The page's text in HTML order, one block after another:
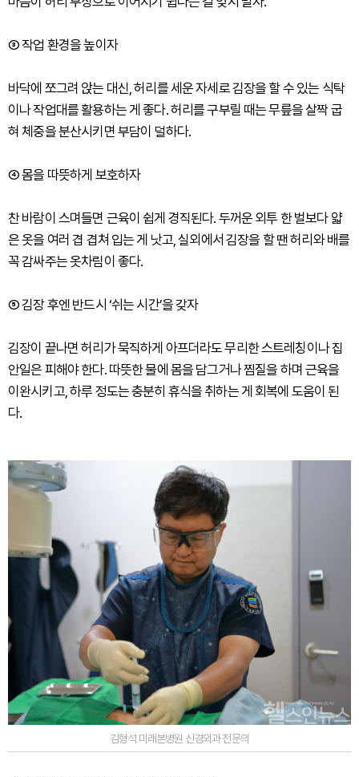
③ 작업 환경을 높이자
바닥에 쪼그려 앉는 대신, 허리를 세운 자세로 김장을 할 수 있는 식탁
이나 작업대를 활용하는 게 좋다. 허리를 구부릴 때는 무릎을 살짝 굽
혀 체중을 분산시키면 부담이 덜하다.
④ 몸을 따뜻하게 보호하자
찬 바람이 스며들면 근육이 쉽게 경직된다. 두꺼운 외투 한 벌보다 얇
은 옷을 여러 겹 겹쳐 입는 게 낫고, 실외에서 김장을 할 땐 허리와 배를
꼭 감싸주는 옷차림이 좋다.
⑤ 김장 후엔 반드시 ‘쉬는 시간’을 갖자
김장이 끝나면 허리가 묵직하게 아프더라도 무리한 스트레칭이나 집
안일은 피해야 한다. 따뜻한 물에 몸을 담그거나 찜질을 하며 근육을
이완시키고, 하루 정도는 충분히 휴식을 취하는 게 회복에 도움이 된
다.
김형석 미래본병원 신경외과 전문의